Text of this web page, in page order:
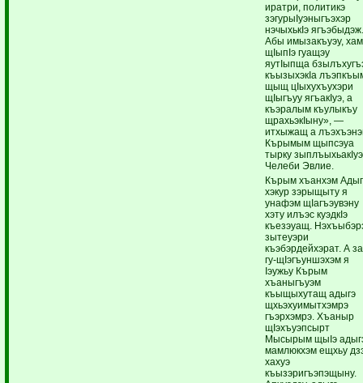
иратри, политикэ
зэгурыIуэныгъэхэр
нэчыхькIэ
Абы имызакъуэу,
щIыпIэ гуащэу
яутIыпща
къызыхэкIа
щыщ цIыхухъухэри
щIыгъуу ягъакIуэ, а
къэралым къулыкъу
щрахьэкIыну», —
итхыжащ а
Кърымым щыпсэуа
тырку зыплъыхьакIуэ
Челеби Эвлие.
Кърым хъанхэм
хэкур зэрыщыту я
унафэм щIагъэувэну
хэту илъэс куэдкIэ
къезэуащ.
зытеуэри
къэбэрдейхэрат. А
гу-щIэгъуншэхэм я
Iэужьу Кърым
хъаныгъуэм
къыщыхутащ адыгэ
щхьэхуимытхэмрэ
гъэрхэмрэ. Хъаныр
щIэхъуэпсырт
Мысырым щыIэ
мамлюкхэм ещхьу
хахуэ
къызэригъэпэщыну.